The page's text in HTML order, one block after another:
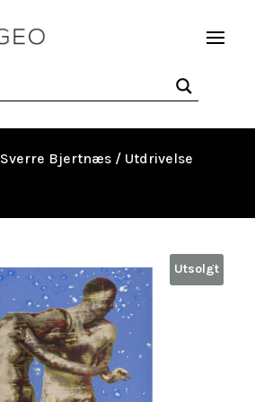
Sverre Bjertnæs/ Utdrivelse
Utsolgt